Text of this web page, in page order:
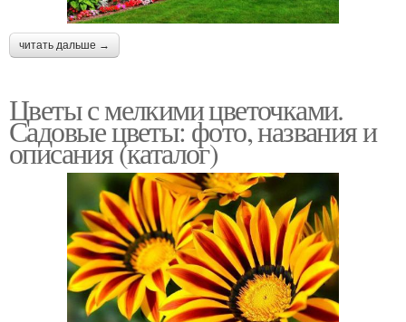
читать дальше →
Цветы с мелкими цветочками.
Садовые цветы: фото, названия и
описания (каталог)